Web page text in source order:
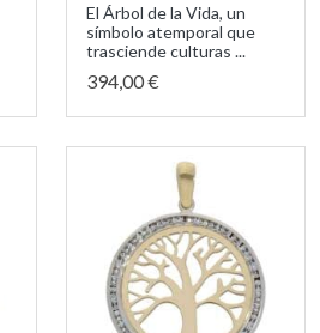
El Árbol de la Vida, un
símbolo atemporal que
trasciende culturas ...
394,00 €